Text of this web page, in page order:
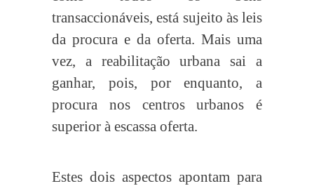
transaccionáveis, está sujeito às leis
da procura e da oferta. Mais uma
vez, a reabilitação urbana sai a
ganhar, pois, por enquanto, a
procura nos centros urbanos é
superior à escassa oferta.
Estes dois aspectos apontam para